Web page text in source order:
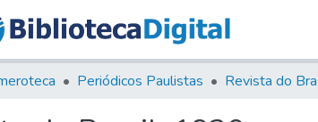
Periódicos Paulistas Revista do